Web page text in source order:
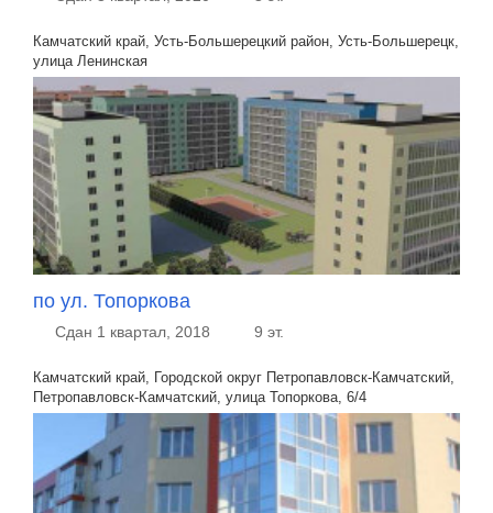
Камчатский край, Усть-Большерецкий район, Усть-Большерецк,
улица Ленинская
по ул. Топоркова
Сдан 1 квартал, 2018 9 эт.
Камчатский край, Городской округ Петропавловск-Камчатский,
Петропавловск-Камчатский, улица Топоркова, 6/4